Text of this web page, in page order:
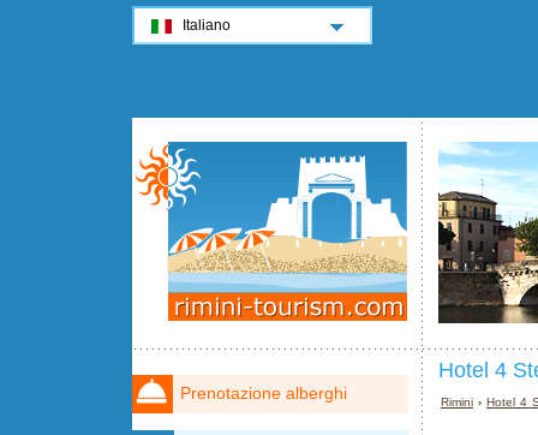
Hotel 4
Rimini ›Hotel 4
Prenotazione alberghi
Italiano